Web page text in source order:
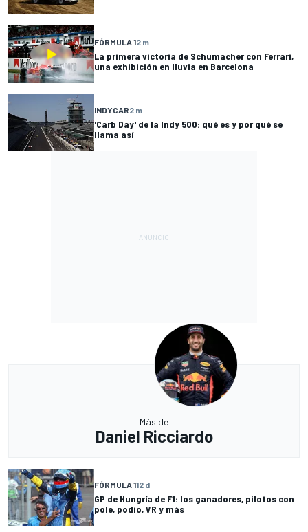
FÓRMULA 12 m
La primera victoria de Schumacher con Ferrari,
una exhibición en lluvia en Barcelona
INDYCAR2 m
'Carb Day' de la Indy 500: qué es y por qué se
llama así
Más de
Daniel Ricciardo
FÓRMULA 112 d
GP de Hungría de F1: los ganadores, pilotos con
pole, podio, VR y más